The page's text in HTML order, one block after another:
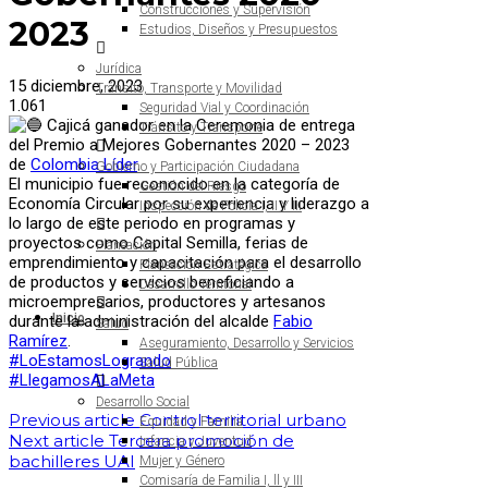
Inicio
2023
15 diciembre, 2023
1.061
Cajicá ganador en la Ceremonia de entrega
del Premio a Mejores Gobernantes 2020 – 2023
de Colombia Líder.
El municipio fue reconocido en la categoría de
Economía Circular por su experiencia y liderazgo a
lo largo de este periodo en programas y
proyectos como Capital Semilla, ferias de
emprendimiento y capacitación para el desarrollo
de productos y servicios beneficiando a
microempresarios, productores y artesanos
durante la administración del alcalde Fabio
Ramírez.
#LoEstamosLogrando
#LlegamosALaMeta
Previous article Control territorial urbano
Next article Tercera promoción de
bachilleres UAI
Construcciones y Supervisión
Estudios, Diseños y Presupuestos
Jurídica
Tránsito, Transporte y Movilidad
Seguridad Vial y Coordinación
Tránsito y Transporte
Gobierno y Participación Ciudadana
Gestión del Riesgo
Inspección de Policía I, II Y III
Planeación
Planeación Estratégica
Desarrollo Territorial
Salud
Aseguramiento, Desarrollo y Servicios
Salud Pública
Desarrollo Social
Equidad y Familia
Infancia y Juventud
Mujer y Género
Comisaría de Familia I, ll y III